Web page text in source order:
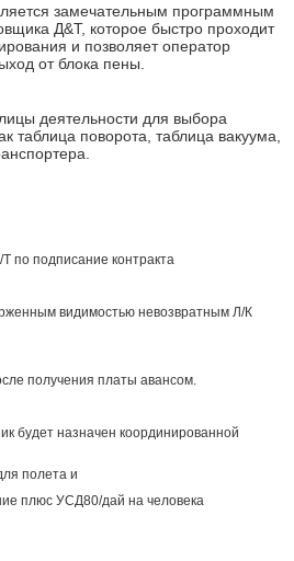
замечательным программным
Д&Т, которое быстро проходит
и позволяет оператор
от блока пены.
деятельности для выбора
таблица поворота, таблица вакуума,
по подписание контракта
видимостью невозвратным Л/К
получения платы авансом.
будет назначен координированной
полета и
плюс УСД80/дай на человека